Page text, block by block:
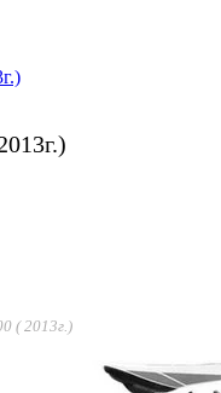
( 2013г.)